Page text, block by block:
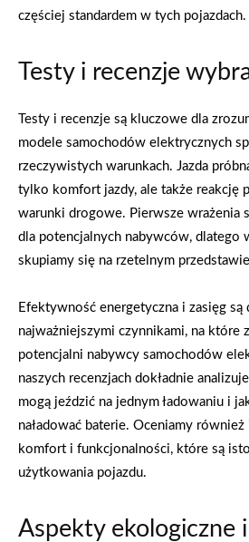
częściej standardem w tych pojazdach.
Testy i recenzje
Testy i recenzje są kluczowe dla
modele samochodów elektrycznych
rzeczywistych warunkach. Jazda
tylko komfort jazdy, ale także reakcję
warunki drogowe. Pierwsze wrażenia
dla potencjalnych nabywców, dlatego
skupiamy się na rzetelnym
Efektywność energetyczna i zasięg są
najważniejszymi czynnikami, na które
potencjalni nabywcy samochodów
naszych recenzjach dokładnie
mogą jeździć na jednym ładowaniu i
naładować baterie. Oceniamy
komfort i funkcjonalności, które są
użytkowania pojazdu.
Aspekty ekologiczne i